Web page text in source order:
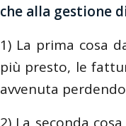
che alla gestione
1) La prima cosa
più presto, le
avvenuta